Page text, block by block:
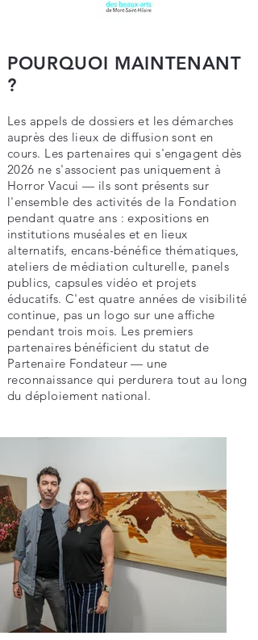
POURQUOI MAINTENANT
?
Les appels de dossiers et les démarches
auprès des lieux de diffusion sont en
cours. Les partenaires qui s'engagent dès
2026 ne s'associent pas uniquement à
Horror Vacui — ils sont présents sur
l'ensemble des activités de la Fondation
pendant quatre ans : expositions en
institutions muséales et en lieux
alternatifs, encans-bénéfice thématiques,
ateliers de médiation culturelle, panels
publics, capsules vidéo et projets
éducatifs. C'est quatre années de visibilité
continue, pas un logo sur une affiche
pendant trois mois. Les premiers
partenaires bénéficient du statut de
Partenaire Fondateur — une
reconnaissance qui perdurera tout au long
du déploiement national.